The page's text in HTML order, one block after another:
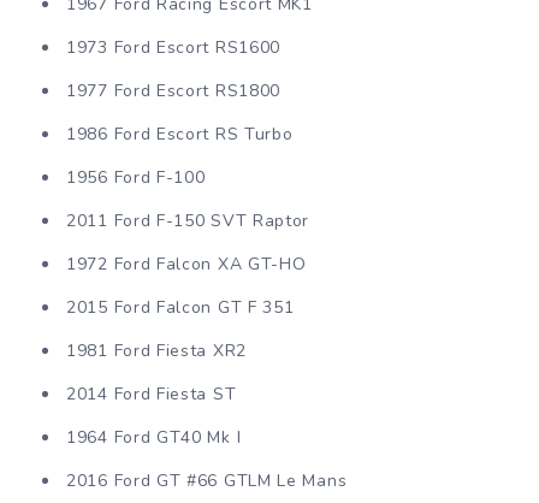
1973 Ford Escort RS1600
1977 Ford Escort RS1800
1986 Ford Escort RS Turbo
1956 Ford F-100
2011 Ford F-150 SVT Raptor
1972 Ford Falcon XA GT-HO
2015 Ford Falcon GT F 351
1981 Ford Fiesta XR2
2014 Ford Fiesta ST
1964 Ford GT40 Mk I
2016 Ford GT #66 GTLM Le Mans